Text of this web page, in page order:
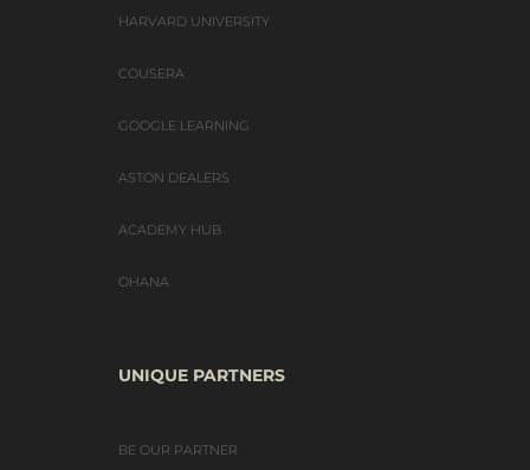
HARVARD UNIVERSITY
COUSERA
GOOGLE LEARNING
ASTON DEALERS
ACADEMY HUB
OHANA
UNIQUE PARTNERS
BE OUR PARTNER